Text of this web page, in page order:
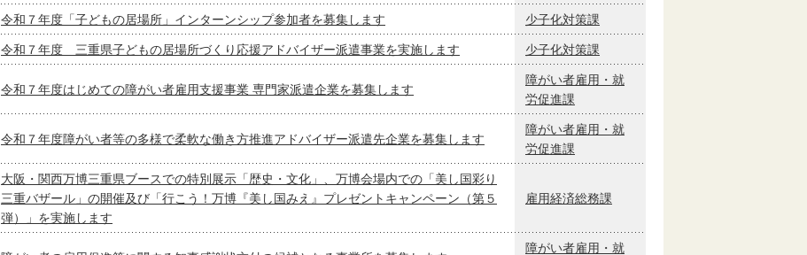
令和７年度「子どもの居場所」インターンシップ参加者を募集します 少子化対策課
令和７年度 三重県子どもの居場所づくり応援アドバイザー派遣事業を実施します 少子化対策課
令和７年度はじめての障がい者雇用支援事業 専門家派遣企業を募集します
障がい者雇用・就
労促進課
令和７年度障がい者等の多様で柔軟な働き方推進アドバイザー派遣先企業を募集します
障がい者雇用・就
労促進課
大阪・関西万博三重県ブースでの特別展示「歴史・文化」、万博会場内での「美し国彩り
三重バザール」の開催及び「行こう！万博『美し国みえ』プレゼントキャンペーン（第５
弾）」を実施します
雇用経済総務課
障がい者雇用・就